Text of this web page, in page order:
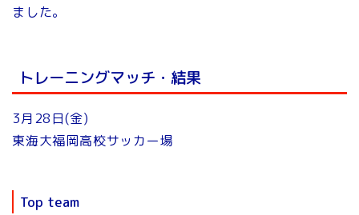
ました。
トレーニングマッチ・結果
3月28日(金)
東海大福岡高校サッカー場
Top team